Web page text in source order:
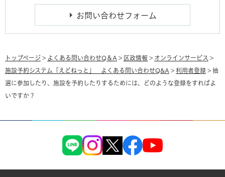
トップページ > よくある問い合わせQ＆A > 区政情報 > オンラインサービス >
施設予約システム「えどねっと」 よくある問い合わせQ&A > 利用者登録 > 抽
選に参加したり、施設を予約したりするためには、どのような登録をすればよ
いですか？